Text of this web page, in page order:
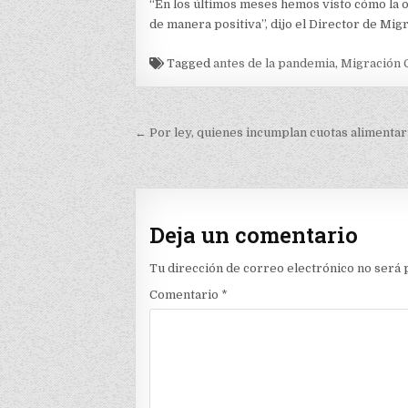
“En los últimos meses hemos visto cómo
de manera positiva”, dijo el Director de
Taggedantes de la pandemia,Migración
Navegación
entradas
← Por ley, quienes incumplan cuotas
Deja un comentario
Tu dirección de correo electrónico no será
Comentario *